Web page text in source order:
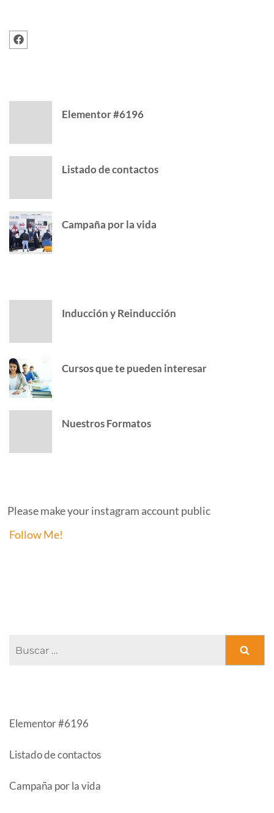
Elementor #6196
Listado de contactos
Campaña por la vida
Inducción y Reinducción
Cursos que te pueden interesar
Nuestros Formatos
Please make your instagram account public
Follow Me!
Elementor #6196
Listado de contactos
Campaña por la vida